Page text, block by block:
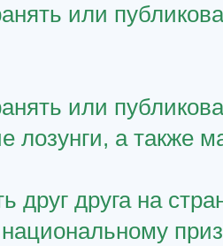
или
или
лозунги, а также
друг друга на